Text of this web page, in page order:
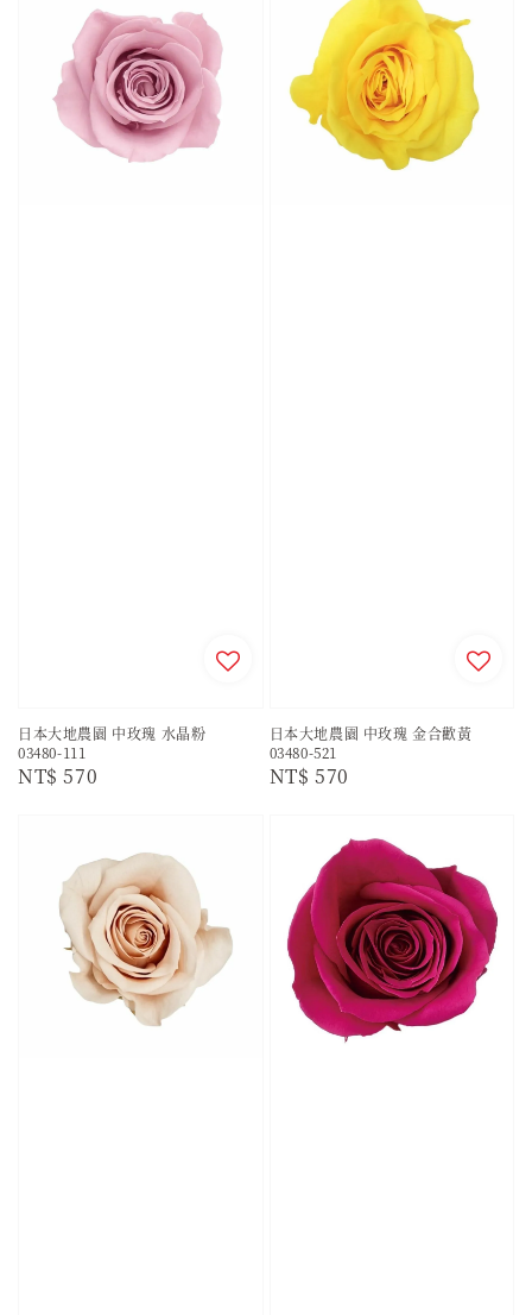
日本大地農園 中玫瑰 水晶粉
03480-111
Regular
NT$ 570
日本大地農園 中玫瑰 金合歡黃
03480-521
Regular
NT$ 570